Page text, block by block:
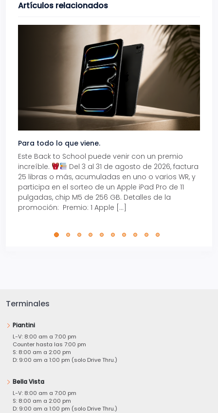
Artículos relacionados
Para todo lo que viene.
Este Back to School puede venir con un premio
increíble.
Del 3 al 31 de agosto de 2026, factura
25 libras o más, acumuladas en uno o varios WR, y
participa en el sorteo de un Apple iPad Pro de 11
pulgadas, chip M5 de 256 GB. Detalles de la
promoción: Premio: 1 Apple […]
Terminales
Piantini
L-V: 8:00 am a 7:00 pm
Counter hasta las 7:00 pm
S: 8:00 am a 2:00 pm
D: 9:00 am a 1:00 pm (solo Drive Thru.)
Bella Vista
L-V: 8:00 am a 7:00 pm
S: 8:00 am a 2:00 pm
D: 9:00 am a 1:00 pm (solo Drive Thru.)